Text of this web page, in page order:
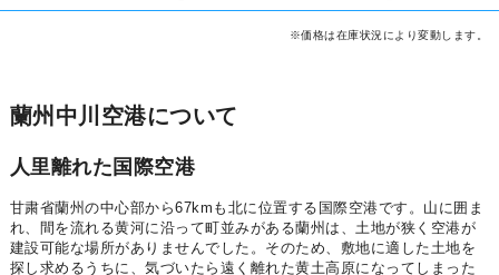
※価格は在庫状況により変動します。
蘭州中川空港について
人里離れた国際空港
甘粛省蘭州の中心部から67kmも北に位置する国際空港です。山に囲ま
れ、間を流れる黄河に沿って町並みがある蘭州は、土地が狭く空港が
建設可能な場所がありませんでした。そのため、敷地に適した土地を
探し求めるうちに、気づいたら遠く離れた黄土高原になってしまった